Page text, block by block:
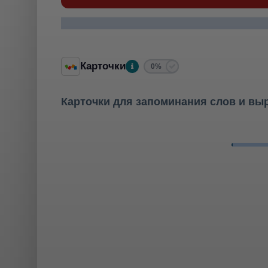
Карточки 0%
Карточки для запоминания слов и